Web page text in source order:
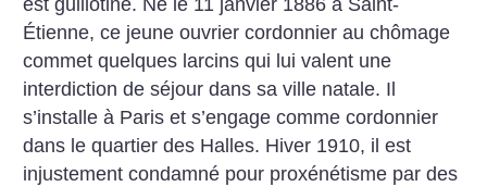
est guillotiné. Né le 11 janvier 1886 à Saint-
Étienne, ce jeune ouvrier cordonnier au chômage
commet quelques larcins qui lui valent une
interdiction de séjour dans sa ville natale. Il
s’installe à Paris et s’engage comme cordonnier
dans le quartier des Halles. Hiver 1910, il est
injustement condamné pour proxénétisme par des